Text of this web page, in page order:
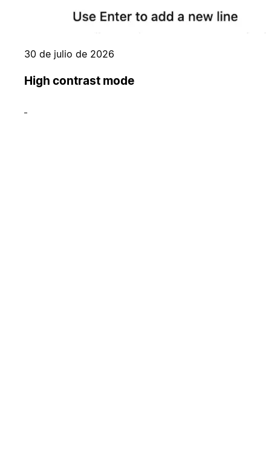
30 de julio de 2026
High contrast mode